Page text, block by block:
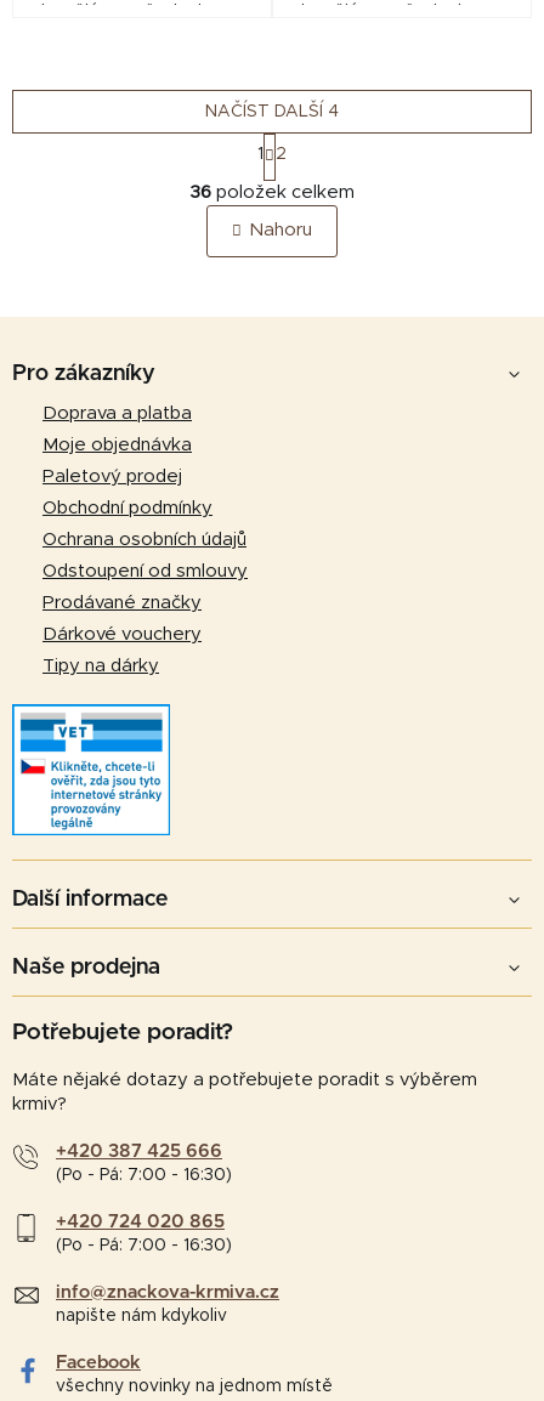
dospělé psy všech plemen.
dospělé psy všech plemen.
O
v
l
á
a
NAČÍST DALŠÍ 4
S
t
r
á
n
k
1 2
36 položek celkem
Nahoru
Pro zákazníky
Doprava a platba
Moje objednávka
Paletový prodej
Obchodní podmínky
Ochrana osobních údajů
Odstoupení od smlouvy
Prodávané značky
Dárkové vouchery
Tipy na dárky
Další informace
Naše prodejna
Potřebujete poradit?
Máte nějaké dotazy a potřebujete poradit s výběrem
krmiv?
+420 387 425 666
(Po - Pá: 7:00 - 16:30)
+420 724 020 865
(Po - Pá: 7:00 - 16:30)
info@znackova-krmiva.cz
napište nám kdykoliv
Facebook
všechny novinky na jednom místě